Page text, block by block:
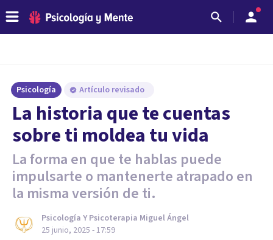
Psicología Artículo revisado
La historia que te cuentas
sobre ti moldea tu vida
La forma en que te hablas puede
impulsarte o mantenerte atrapado en
la misma versión de ti.
Psicología Y Psicoterapia Miguel Ángel
25 junio, 2025 - 17:59